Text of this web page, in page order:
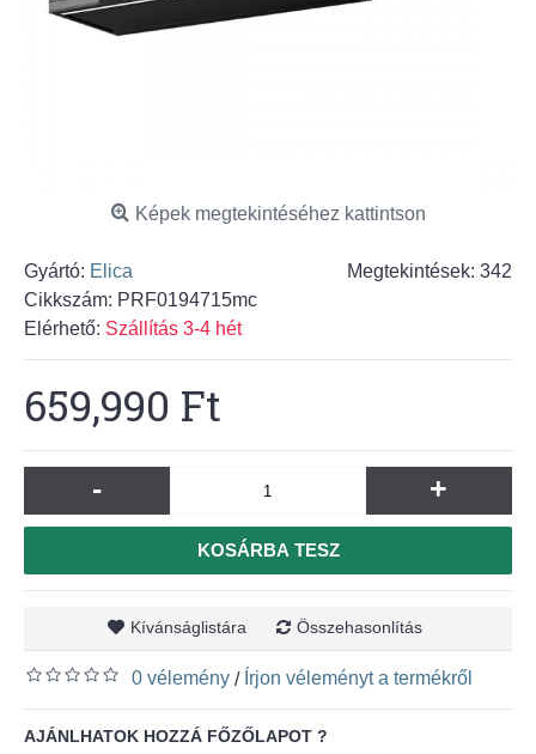
Képek megtekintéséhez kattintson
Megtekintések: 342
Gyártó: Elica
Cikkszám: PRF0194715mc
Elérhető: Szállítás 3-4 hét
659,990 Ft
- +
KOSÁRBA TESZ
Kívánságlistára Összehasonlítás
0 vélemény / Írjon véleményt a termékről
AJÁNLHATOK HOZZÁ FŐZŐLAPOT ?